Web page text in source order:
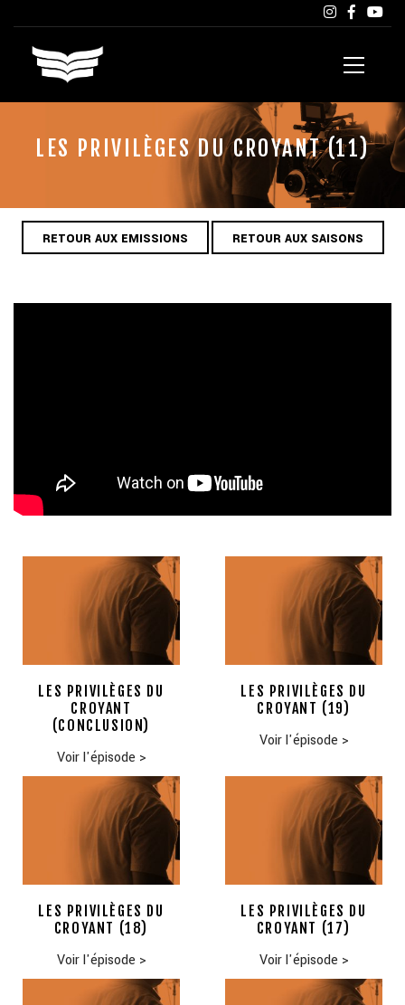
LES PRIVILÈGES DU CROYANT (11)
RETOUR AUX EMISSIONS RETOUR AUX SAISONS
LES PRIVILÈGES DU
CROYANT
(CONCLUSION)
Voir l'épisode >
LES PRIVILÈGES DU
CROYANT (19)
Voir l'épisode >
LES PRIVILÈGES DU
CROYANT (18)
Voir l'épisode >
LES PRIVILÈGES DU
CROYANT (17)
Voir l'épisode >